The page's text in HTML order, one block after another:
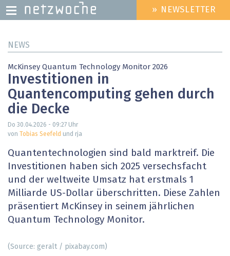
zum
HEADER
MENU
» NEWSLETTER
NEWS
McKinsey Quantum Technology Monitor 2026
Investitionen in
Quantencomputing gehen durch
die Decke
Do 30.04.2026 - 09:27 Uhr
von
Tobias Seefeld und rja
Quantentechnologien sind bald marktreif. Die
Investitionen haben sich 2025 versechsfacht
und der weltweite Umsatz hat erstmals 1
Milliarde US-Dollar überschritten. Diese Zahlen
präsentiert McKinsey in seinem jährlichen
Quantum Technology Monitor.
(Source: geralt / pixabay.com)